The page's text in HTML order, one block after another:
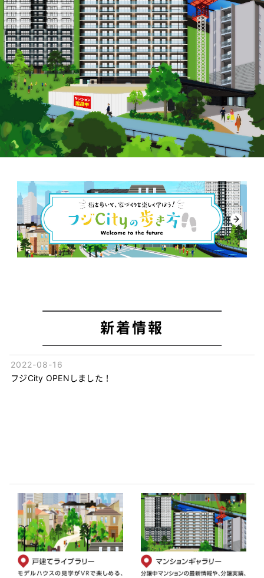
新着情報
2022-08-16
フジCity OPENしました！